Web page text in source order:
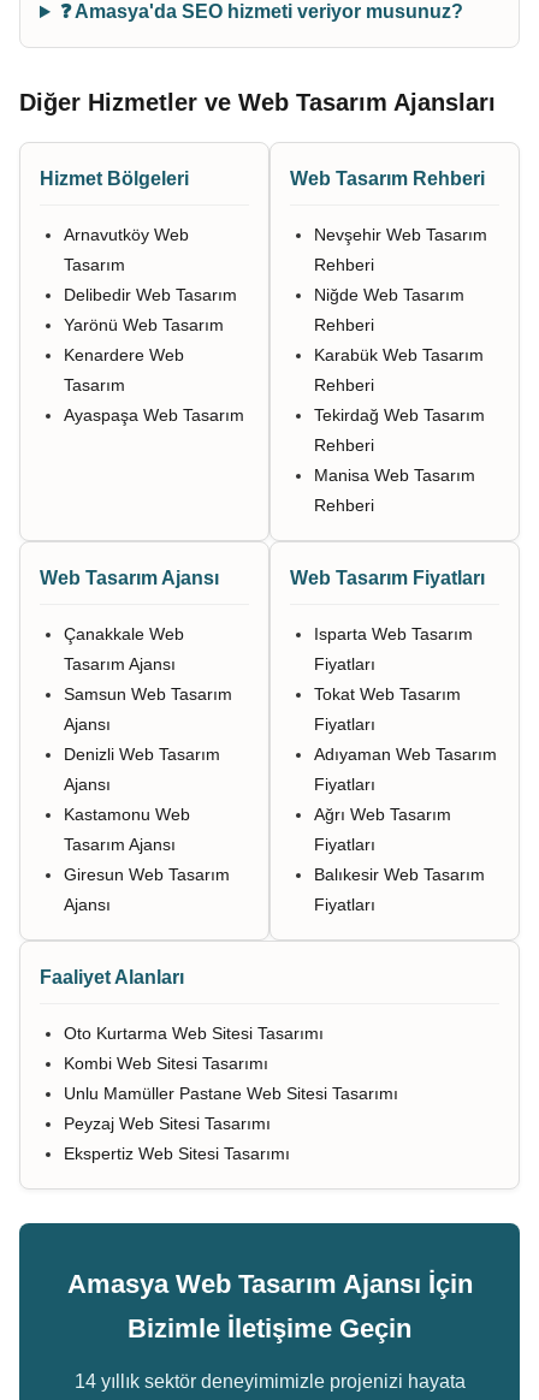
❓ Amasya'da SEO hizmeti veriyor musunuz?
Diğer Hizmetler ve Web Tasarım Ajansları
Hizmet Bölgeleri
Arnavutköy Web
Tasarım
Delibedir Web Tasarım
Yarönü Web Tasarım
Kenardere Web
Tasarım
Ayaspaşa Web Tasarım
Web Tasarım Rehberi
Nevşehir Web Tasarım
Rehberi
Niğde Web Tasarım
Rehberi
Karabük Web Tasarım
Rehberi
Tekirdağ Web Tasarım
Rehberi
Manisa Web Tasarım
Rehberi
Web Tasarım Ajansı
Çanakkale Web
Tasarım Ajansı
Samsun Web Tasarım
Ajansı
Denizli Web Tasarım
Ajansı
Kastamonu Web
Tasarım Ajansı
Giresun Web Tasarım
Ajansı
Web Tasarım Fiyatları
Isparta Web Tasarım
Fiyatları
Tokat Web Tasarım
Fiyatları
Adıyaman Web Tasarım
Fiyatları
Ağrı Web Tasarım
Fiyatları
Balıkesir Web Tasarım
Fiyatları
Faaliyet Alanları
Oto Kurtarma Web Sitesi Tasarımı
Kombi Web Sitesi Tasarımı
Unlu Mamüller Pastane Web Sitesi Tasarımı
Peyzaj Web Sitesi Tasarımı
Ekspertiz Web Sitesi Tasarımı
Amasya Web Tasarım Ajansı İçin
Bizimle İletişime Geçin
14 yıllık sektör deneyimimizle projenizi hayata